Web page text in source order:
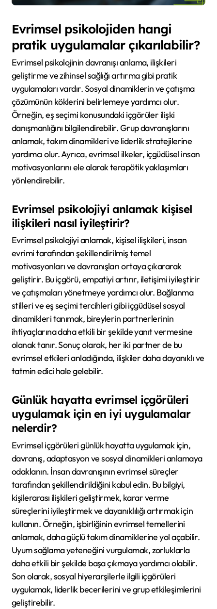
Evrimsel psikolojiden hangi
pratik uygulamalar çıkarılabilir?
Evrimsel psikolojinin davranışı anlama, ilişkileri
geliştirme ve zihinsel sağlığı artırma gibi pratik
uygulamaları vardır. Sosyal dinamiklerin ve çatışma
çözümünün köklerini belirlemeye yardımcı olur.
Örneğin, eş seçimi konusundaki içgörüler ilişki
danışmanlığını bilgilendirebilir. Grup davranışlarını
anlamak, takım dinamikleri ve liderlik stratejilerine
yardımcı olur. Ayrıca, evrimsel ilkeler, içgüdüsel insan
motivasyonlarını ele alarak terapötik yaklaşımları
yönlendirebilir.
Evrimsel psikolojiyi anlamak kişisel
ilişkileri nasıl iyileştirir?
Evrimsel psikolojiyi anlamak, kişisel ilişkileri, insan
evrimi tarafından şekillendirilmiş temel
motivasyonları ve davranışları ortaya çıkararak
geliştirir. Bu içgörü, empatiyi artırır, iletişimi iyileştirir
ve çatışmaları yönetmeye yardımcı olur. Bağlanma
stilleri ve eş seçimi tercihleri gibi içgüdüsel sosyal
dinamikleri tanımak, bireylerin partnerlerinin
ihtiyaçlarına daha etkili bir şekilde yanıt vermesine
olanak tanır. Sonuç olarak, her iki partner de bu
evrimsel etkileri anladığında, ilişkiler daha dayanıklı ve
tatmin edici hale gelebilir.
Günlük hayatta evrimsel içgörüleri
uygulamak için en iyi uygulamalar
nelerdir?
Evrimsel içgörüleri günlük hayatta uygulamak için,
davranış, adaptasyon ve sosyal dinamikleri anlamaya
odaklanın. İnsan davranışının evrimsel süreçler
tarafından şekillendirildiğini kabul edin. Bu bilgiyi,
kişilerarası ilişkileri geliştirmek, karar verme
süreçlerini iyileştirmek ve dayanıklılığı artırmak için
kullanın. Örneğin, işbirliğinin evrimsel temellerini
anlamak, daha güçlü takım dinamiklerine yol açabilir.
Uyum sağlama yeteneğini vurgulamak, zorluklarla
daha etkili bir şekilde başa çıkmaya yardımcı olabilir.
Son olarak, sosyal hiyerarşilerle ilgili içgörüleri
uygulamak, liderlik becerilerini ve grup etkileşimlerini
geliştirebilir.